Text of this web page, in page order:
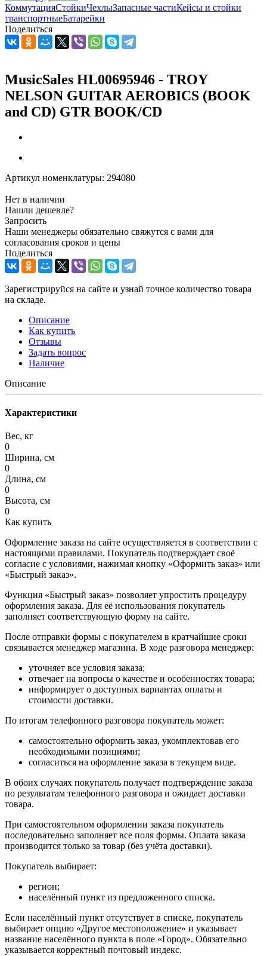
КоммутацияСтойкиЧехлыЗапасные частиКейсы и стойки
транспортныеБатарейки
Поделиться
MusicSales HL00695946 - TROY
NELSON GUITAR AEROBICS (BOOK
and CD) GTR BOOK/CD
Артикул номенклатуры: 294080
Нет в наличии
Нашли дешевле?
Запросить
Наши менеджеры обязательно свяжутся с вами для
согласования сроков и цены
Поделиться
Зарегистрируйся на сайте и узнай точное количество товара
на складе.
Описание
Как купить
Отзывы
Задать вопрос
Наличие
Описание
Характеристики
Вес, кг
0
Ширина, см
0
Длина, см
0
Высота, см
0
Как купить
Оформление заказа на сайте осуществляется в соответствии с
настоящими правилами. Покупатель подтверждает своё
согласие с условиями, нажимая кнопку «Оформить заказ» или
«Быстрый заказ».
Функция «Быстрый заказ» позволяет упростить процедуру
оформления заказа. Для её использования покупатель
заполняет соответствующую форму на сайте.
После отправки формы с покупателем в кратчайшие сроки
связывается менеджер магазина. В ходе разговора менеджер:
уточняет все условия заказа;
отвечает на вопросы о качестве и особенностях товара;
информирует о доступных вариантах оплаты и
стоимости доставки.
По итогам телефонного разговора покупатель может:
самостоятельно оформить заказ, укомплектовав его
необходимыми позициями;
согласиться на оформление заказа в текущем виде.
В обоих случаях покупатель получает подтверждение заказа
по результатам телефонного разговора и ожидает доставки
товара.
При самостоятельном оформлении заказа покупатель
последовательно заполняет все поля формы. Оплата заказа
производится только за товар (без учёта доставки).
Покупатель выбирает:
регион;
населённый пункт из предложенного списка.
Если населённый пункт отсутствует в списке, покупатель
выбирает опцию «Другое местоположение» и указывает
название населённого пункта в поле «Город». Обязательно
указывается корректный почтовый индекс.